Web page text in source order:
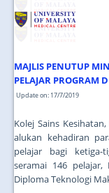
MAJLIS PENUTUP
PELAJAR PROGRAM
Update on: 17/7/2019
Kolej Sains
alukan kehadiran
pelajar bagi ketiga-
seramai 146
Diploma Teknologi